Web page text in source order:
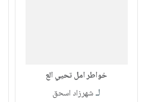
خواطر امل تحيي الع
لـشهرزاد اسحق